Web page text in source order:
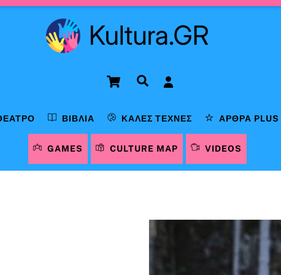
Cart Αναζήτηση
ΒΙΒΛΊΑ ΚΑΛΈΣ ΤΈΧΝΕΣ ΆΡΘΡΑ PLUS
GAMES CULTURE MAP VIDEOS